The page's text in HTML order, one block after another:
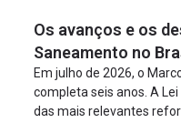
projeto a projeto.
Os avanços e os
Saneamento no
Em julho de 2026, o
completa seis anos. A
das mais relevantes